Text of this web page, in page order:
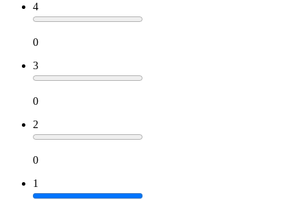
4
0
3
0
2
0
1